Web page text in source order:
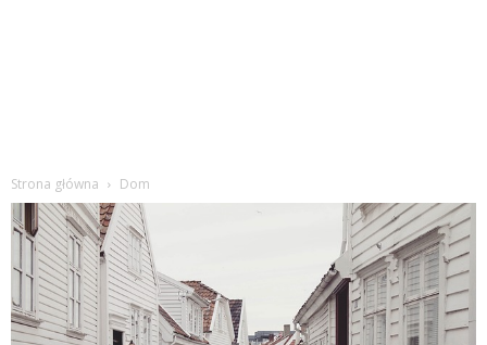
Strona główna Dom